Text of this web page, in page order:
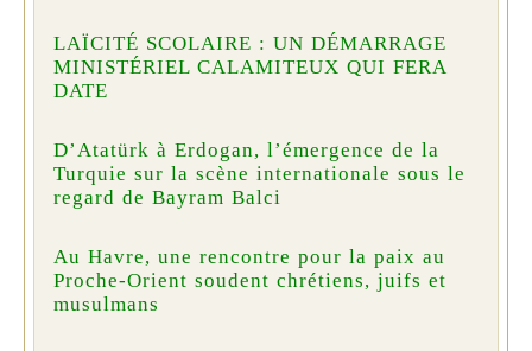
LAÏCITÉ SCOLAIRE : UN DÉMARRAGE
MINISTÉRIEL CALAMITEUX QUI FERA
DATE
D’Atatürk à Erdogan, l’émergence de la
Turquie sur la scène internationale sous le
regard de Bayram Balci
Au Havre, une rencontre pour la paix au
Proche-Orient soudent chrétiens, juifs et
musulmans